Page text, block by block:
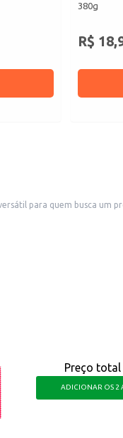
380g
R$
para quem busca
Preço total
ADICIONAR OS 2